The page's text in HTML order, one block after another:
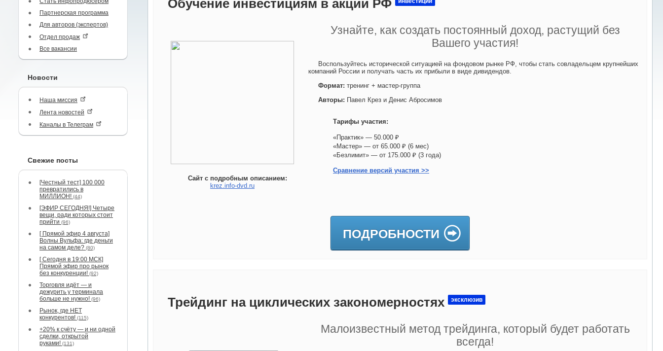
Партнерская программа
Для авторов (экспертов)
Отдел продаж
Все вакансии
Новости
Наша миссия
Лента новостей
Каналы в Телеграм
Свежие посты
[Честный тест] 100 000
превратились в
МИЛЛИОН! (44)
[ЭФИР СЕГОДНЯ!] Четыре
вещи, ради которых стоит
прийти (96)
[ Прямой эфир 4 августа]
Волны Вульфа: где деньги
на самом деле? (80)
[ Сегодня в 19:00 МСК]
Прямой эфир про рынок
без конкуренции! (92)
Торговля идёт — и
дежурить у терминала
больше не нужно! (96)
Рынок, где НЕТ
конкурентов! (115)
+20% к счёту — и ни одной
сделки, открытой
руками! (131)
Обучение инвестициям в акции РФ
Сайт с подробным описанием:
krez.info-dvd.ru
Узнайте, как создать постоянный доход, растущий без
Вашего участия!
Воспользуйтесь исторической ситуацией на фондовом рынке РФ, чтобы стать совладельцем крупнейших
компаний России и получать часть их прибыли в виде дивидендов.
Формат: тренинг + мастер-группа
Авторы: Павел Крез и Денис Абросимов
Тарифы участия:
«Практик» — 50.000 ₽
«Мастер» — от 65.000 ₽ (6 мес)
«Безлимит» — от 175.000 ₽ (3 года)
Сравнение версий участия >>
ПОДРОБНОСТИ
Трейдинг на циклических закономерностях эксклюзив
Малоизвестный метод трейдинга, который будет работать
всегда!